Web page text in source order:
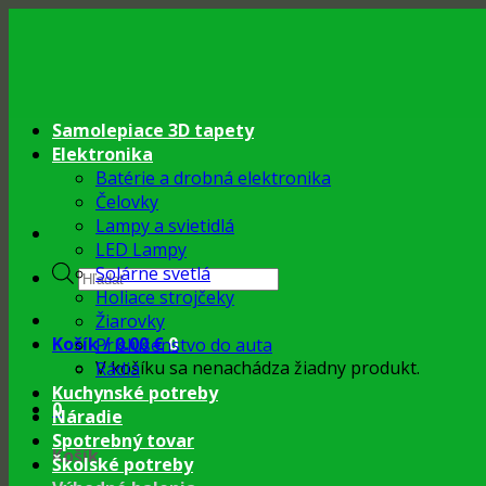
Products
search
Košík /0.00€0
V košíku sa nenachádza žiadny produkt.
0
Košík
Samolepiace 3D tapety
Elektronika
Batérie a drobná elektronika
Čelovky
Lampy a svietidlá
LED Lampy
Solárne svetlá
Holiace strojčeky
Žiarovky
Príslušenstvo do auta
Rádiá
Kuchynské potreby
Náradie
Spotrebný tovar
Školské potreby